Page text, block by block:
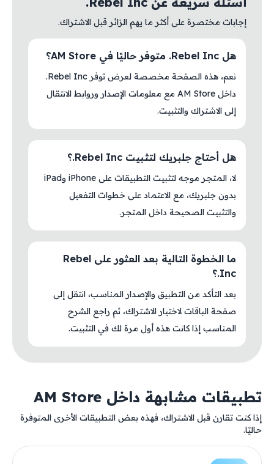
إجابات مختصرة على أكثر ما يهم الزائر قبل الاشتراك.
هل Rebel Inc. متوفر حاليًا في AM Store؟
نعم، هذه الصفحة مخصصة لعرض توفر Rebel Inc.
داخل AM Store مع معلومات الإصدار وروابط الانتقال
إلى الاشتراك والتثبيت.
هل أحتاج جلبريك لتثبيت Rebel Inc.؟
لا، المتجر موجه لتثبيت التطبيقات على iPhone وiPad
بدون جلبريك، مع الاعتماد على خطوات التفعيل
والتثبيت الصحيحة داخل المتجر.
ما الخطوة التالية بعد العثور على Rebel
Inc.؟
بعد التأكد من التطبيق والإصدار المناسب، انتقل إلى
صفحة الباقات لاختيار الاشتراك، ثم راجع الشرح
المناسب إذا كانت هذه أول مرة لك في التثبيت.
تطبيقات مشابهة داخل AM Store
إذا كنت تقارن قبل الاشتراك، فهذه بعض التطبيقات الأخرى المتوفرة
حاليًا.